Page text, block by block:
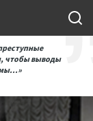
чтобы выводы